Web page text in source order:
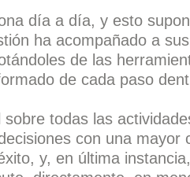
día a día, y esto
ha acompañado a
de las
de cada paso
todas las
con una mayor
y, en última